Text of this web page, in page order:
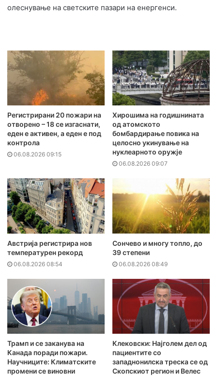
олеснување на светските пазари на енергенси.
Регистрирани 20 пожари на
отворено – 18 се изгаснати,
еден е активен, а еден е под
контрола
06.08.2026 09:15
Хирошима на годишнината
од атомското
бомбардирање повика на
целосно укинување на
нуклеарното оружје
06.08.2026 09:07
Австрија регистрира нов
температурен рекорд
06.08.2026 08:54
Сончево и многу топло, до
39 степени
06.08.2026 08:49
Трамп и се заканува на
Канада поради пожари.
Научниците: Климатските
промени се виновни
Клековски: Најголем дел од
пациентите сo
западнонилска треска се од
Скопскиот регион и Велес